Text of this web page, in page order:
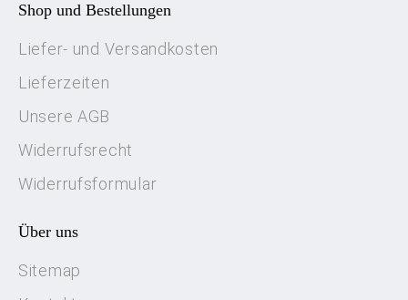
Shop und Bestellungen
Liefer- und Versandkosten
Lieferzeiten
Unsere AGB
Widerrufsrecht
Widerrufsformular
Über uns
Sitemap